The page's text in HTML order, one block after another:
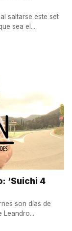
saltarse este set
sea el...
‘Suichi 4
son días de
Leandro...